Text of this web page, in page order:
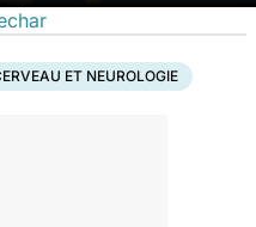
ET NEUROLOGIE